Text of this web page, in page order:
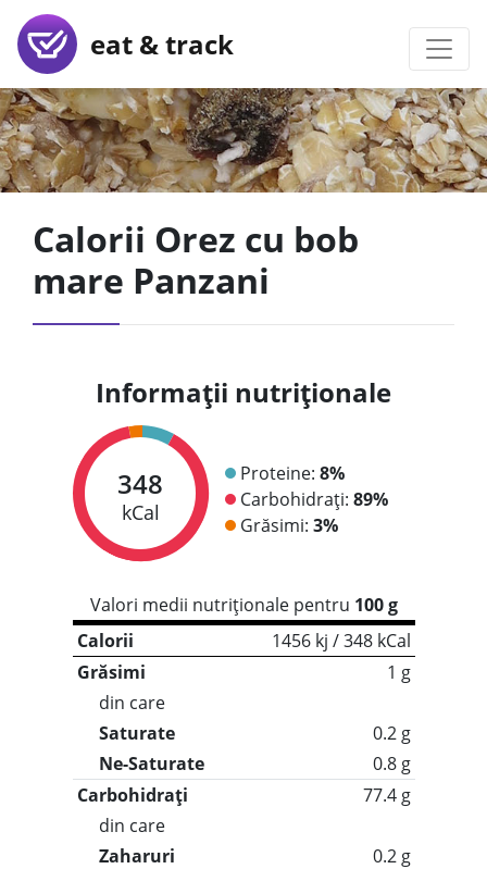
eat & track
Calorii Orez cu bob
mare Panzani
Informații nutriționale
348
kCal
Proteine: 8%
Carbohidrați: 89%
Grăsimi: 3%
Valori medii nutriționale pentru 100 g
Calorii
1456 kj / 348 kCal
Grăsimi
1 g
din care
Saturate
0.2 g
Ne-Saturate
0.8 g
Carbohidrați
77.4 g
din care
Zaharuri
0.2 g